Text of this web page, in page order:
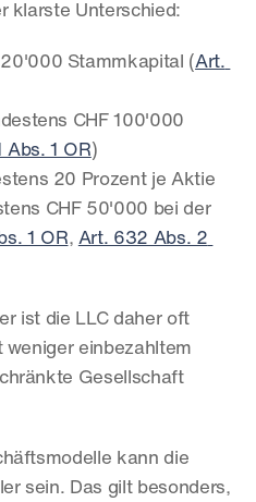
klarste Unterschied:
Stammkapital (Art.
CHF 100'000
Abs. 1 OR)
20 Prozent je Aktie
CHF 50'000 bei der
1 OR, Art. 632 Abs. 2
ist die LLC daher oft
einbezahltem
Gesellschaft
kann die
sein. Das gilt besonders,